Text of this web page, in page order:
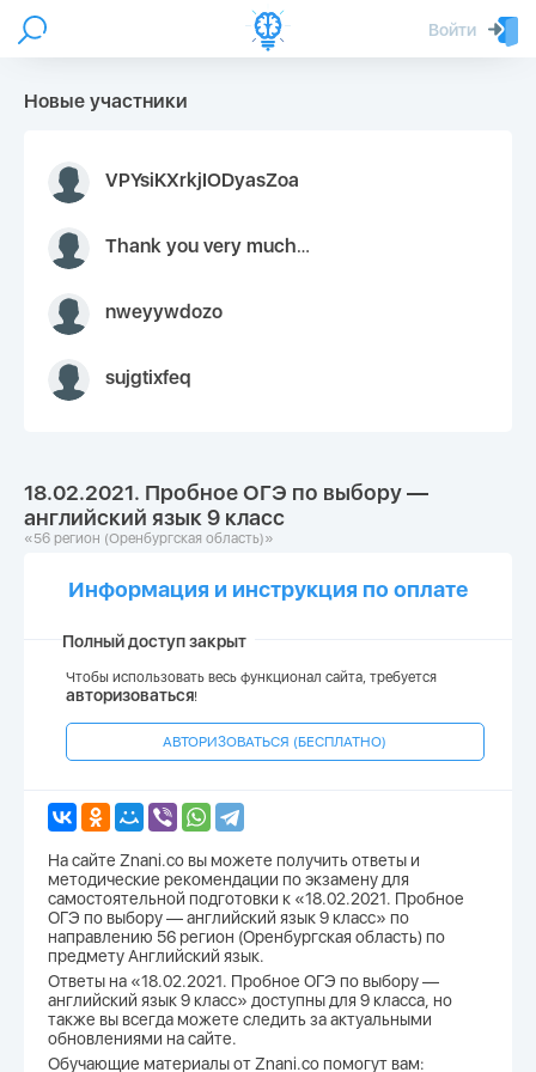
Войти
Новые участники
VPYsiKXrkjIODyasZoa
Thank you very much for your inquiry We appreciate you 9126052 https://youtube.com faceapple !
nweyywdozo
sujgtixfeq
18.02.2021. Пробное ОГЭ по выбору —
английский язык 9 класс
«56 регион (Оренбургская область)»
Информация и инструкция по оплате
Полный доступ закрыт
Чтобы использовать весь функционал сайта, требуется
авторизоваться!
АВТОРИЗОВАТЬСЯ (БЕСПЛАТНО)
На сайте Znani.co вы можете получить ответы и
методические рекомендации по экзамену для
самостоятельной подготовки к «18.02.2021. Пробное
ОГЭ по выбору — английский язык 9 класс» по
направлению 56 регион (Оренбургская область) по
предмету Английский язык.
Ответы на «18.02.2021. Пробное ОГЭ по выбору —
английский язык 9 класс» доступны для 9 класса, но
также вы всегда можете следить за актуальными
обновлениями на сайте.
Обучающие материалы от Znani.co помогут вам: